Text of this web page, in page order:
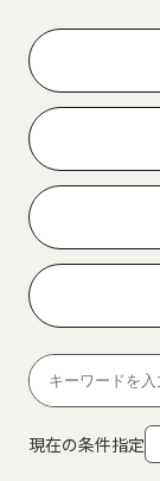
現在の条件指定